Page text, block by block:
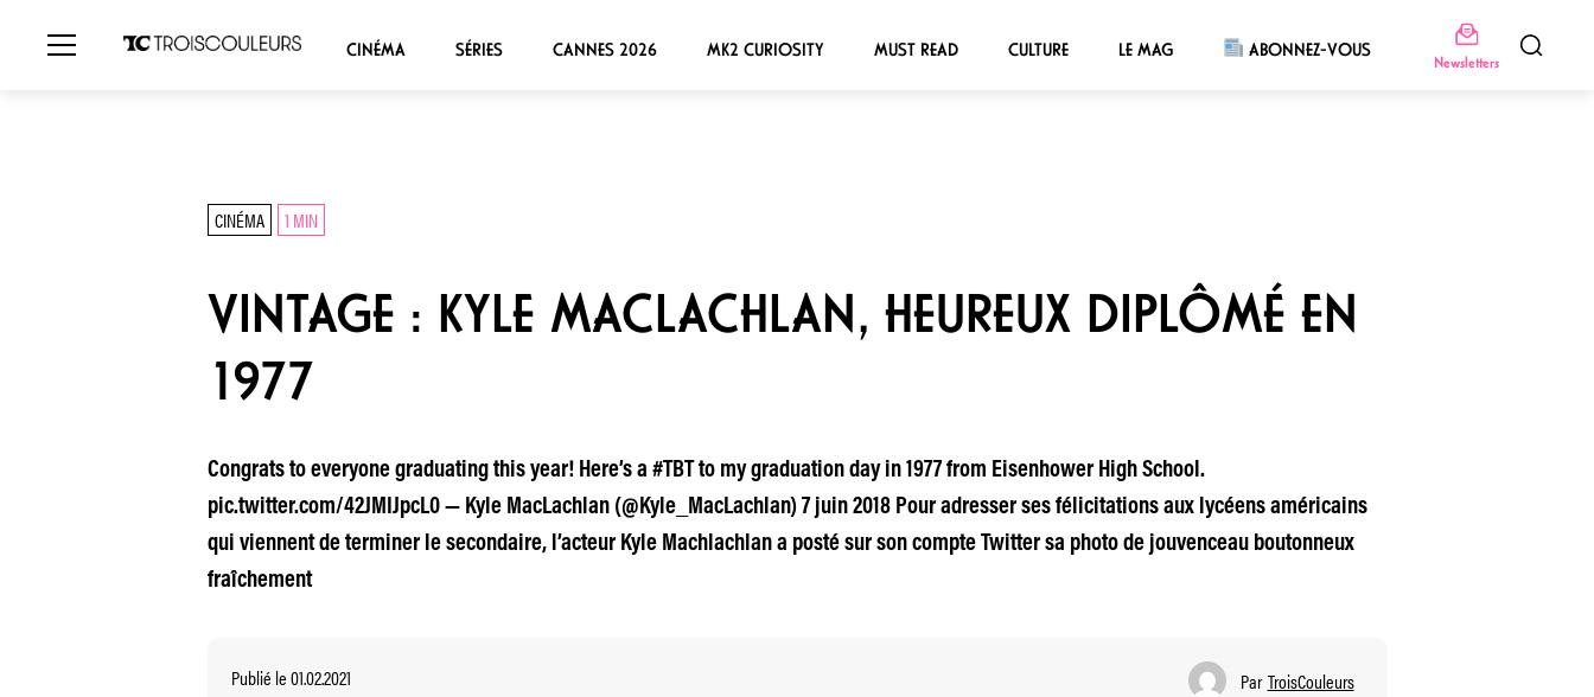
CINÉMA SÉRIES CANNES 2026 MK2 CURIOSITY MUST READ CULTURE LE MAG ABONNEZ-VOUS
Newsletters
CINÉMA 1 MIN
VINTAGE : KYLE MACLACHLAN, HEUREUX DIPLÔMÉ EN
1977
Congrats to everyone graduating this year! Here’s a #TBT to my graduation day in 1977 from Eisenhower High School.
pic.twitter.com/42JMIJpcL0 — Kyle MacLachlan (@Kyle_MacLachlan) 7 juin 2018 Pour adresser ses félicitations aux lycéens américains
qui viennent de terminer le secondaire, l’acteur Kyle Machlachlan a posté sur son compte Twitter sa photo de jouvenceau boutonneux
fraîchement
Publié le 01.02.2021 Par TroisCouleurs